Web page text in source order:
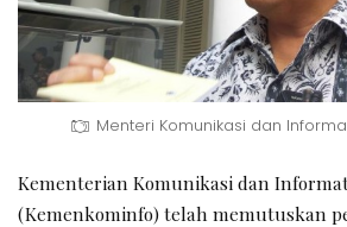
Menteri Komunikasi dan
Kementerian Komunikasi dan
(Kemenkominfo) telah memutuskan